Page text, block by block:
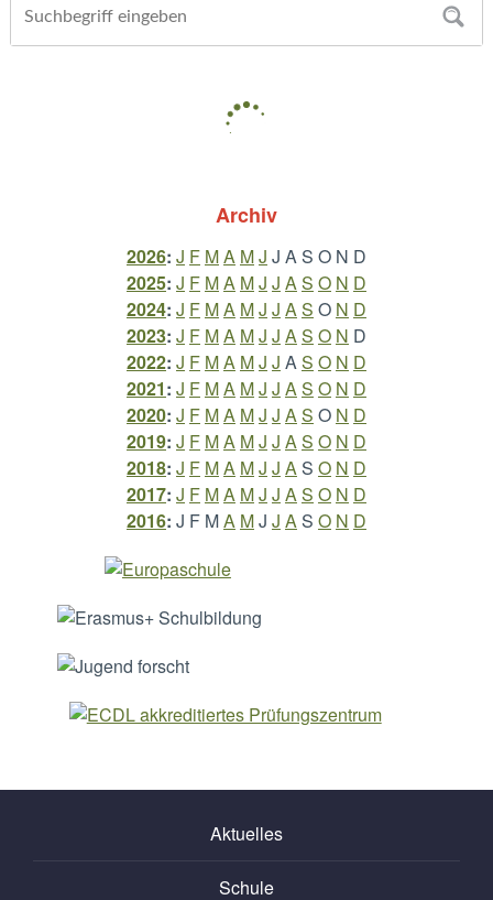
Archiv
2026: J F MA MJ J AS O N D
2025: J F MA MJ J AS O N D
2024: J F MA MJ J AS O N D
2023: J F MA MJ J AS O N D
2022: J F MA MJ J AS O N D
2021: J F MA MJ J AS O N D
2020: J F MA MJ J AS O N D
2019: J F MA MJ J AS O N D
2018: J F MA MJ J AS O N D
2017: J F MA MJ J AS O N D
2016: J F MA MJ J AS O N D
Aktuelles
Schule